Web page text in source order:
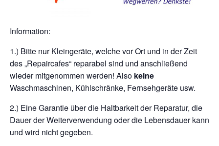
Information:
1.) Bitte nur Kleingeräte, welche vor Ort und in der Zeit
des „Repaircafes“ reparabel sind und anschließend
wieder mitgenommen werden! Also keine
Waschmaschinen, Kühlschränke, Fernsehgeräte usw.
2.) Eine Garantie über die Haltbarkeit der Reparatur, die
Dauer der Weiterverwendung oder die Lebensdauer kann
und wird nicht gegeben.